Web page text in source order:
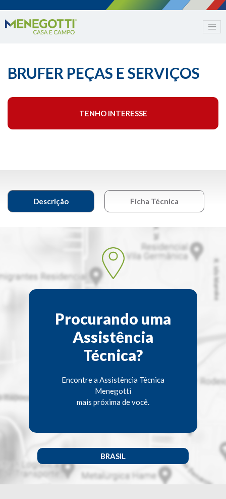
BRUFER PEÇAS E SERVIÇOS
TENHO INTERESSE
Descrição Ficha Técnica
Procurando uma
Assistência
Técnica?
Encontre a Assistência Técnica
Menegotti
mais próxima de você.
BRASIL